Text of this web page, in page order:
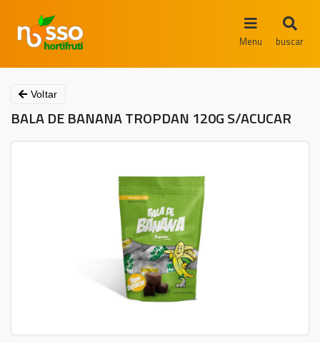
Menu buscar
Voltar
BALA DE BANANA TROPDAN 120G S/ACUCAR